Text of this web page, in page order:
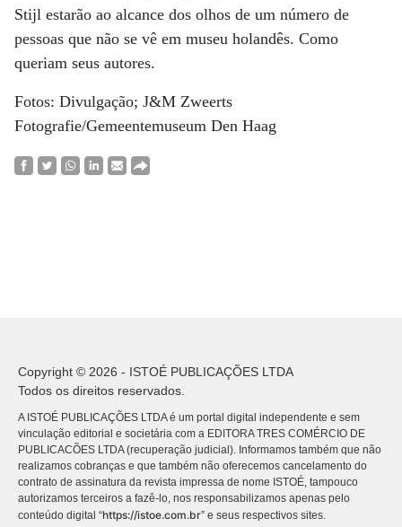
Stijl estarão ao alcance dos olhos de um número de
pessoas que não se vê em museu holandês. Como
queriam seus autores.
Fotos: Divulgação; J&M Zweerts
Fotografie/Gemeentemuseum Den Haag
Copyright © 2026 - ISTOÉ PUBLICAÇÕES LTDA
Todos os direitos reservados.
A ISTOÉ PUBLICAÇÕES LTDA é um portal digital independente e sem
vinculação editorial e societária com a EDITORA TRES COMÉRCIO DE
PUBLICACÕES LTDA (recuperação judicial). Informamos também que não
realizamos cobranças e que também não oferecemos cancelamento do
contrato de assinatura da revista impressa de nome ISTOÉ, tampouco
autorizamos terceiros a fazê-lo, nos responsabilizamos apenas pelo
conteúdo digital “https://istoe.com.br” e seus respectivos sites.